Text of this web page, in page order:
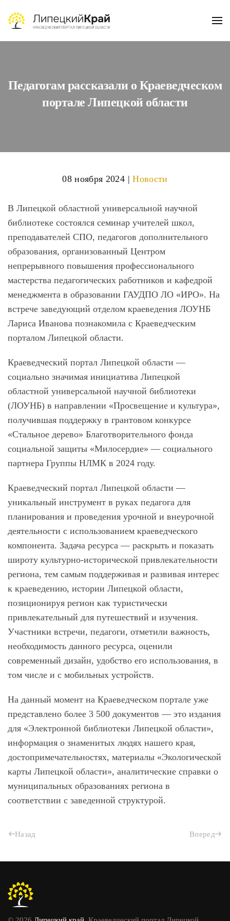
Skip to main content
Педагогам рассказали о Краеведческом
портале Липецкой области
08 ноября 2024 |Новости
В Липецкой областной универсальной научной
библиотеке состоялся семинар учителей школ,
преподавателей СПО, педагогов дополнительного
образования, организованный Центром
непрерывного повышения профессионального
мастерства педагогических работников и кафедрой
менеджмента в образовании ГАУДПО ЛО «ИРО». На
встрече заведующий отделом краеведения ЛОУНБ
Лариса Иванова познакомила с Краеведческим
порталом Липецкой области.
Краеведческий портал Липецкой области —
социально значимая инициатива Липецкой
областной универсальной научной библиотеки
(ЛОУНБ) в направлении «Просвещение и культура»,
получившая поддержку в грантовом конкурсе
«Стальное дерево» Благотворительного фонда
социальной защиты «Милосердие» — социального
партнера Группы НЛМК в 2024 году.
Краеведческий портал Липецкой области —
уникальный инструмент в руках педагога для
планирования и проведения урочной и внеурочной
деятельности с использованием краеведческого
компонента. Задача ресурса — раскрыть и показать
широту культурно-исторической привлекательности
региона, тем самым поддерживая и развивая интерес
к краеведению, истории Липецкой области,
позиционируя регион как туристически
привлекательный для путешествий и изучения.
Участники встречи, педагоги, отметили важность,
необходимость данного ресурса, оценили
современный дизайн, удобство его использования, в
том числе и с мобильных устройств.
На данный момент на Краеведческом портале уже
представлено более 3 500 документов — это издания
для «Электронной библиотеки Липецкой области»,
информация о знаменитых людях нашего края,
достопримечательностях, материалы «Экологической
карты Липецкой области», аналитические справки о
муниципальных образованиях региона в
соответствии с заведенной структурой.
Назад Вперед